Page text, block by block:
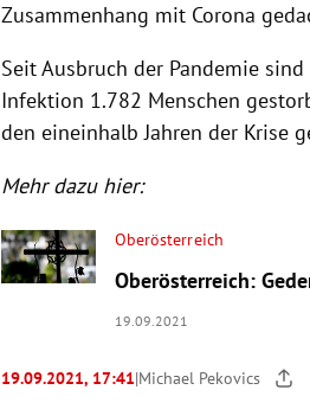
Zusammenhang mit Corona
Seit Ausbruch der Pandemie
Infektion 1.782 Menschen
den eineinhalb Jahren der Krise
Mehr dazu hier:
Oberösterreich
Oberösterreich:
19.09.2021
19.09.2021, 17:41|Michael Pekovics